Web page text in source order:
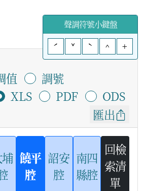
聲調符號小鍵盤
ˊ
ˇ ˋ ^ +
值
調號
XLS
PDF
ODS
匯出
饒平
腔
詔安
腔
南四
縣腔
回檢
索清
單